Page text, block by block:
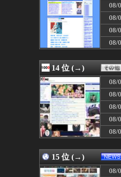
08/08 12:09
08/08 12:08
08/08 12:08
08/08 12:08
08/08 12:08
08/08 12:07
08/08 12:07
08/08 12:07
08/08 12:06
08/08 12:05
08/08 12:05
08/08 12:05
08/08 12:05
08/08 12:05
08/08 12:05
08/08 12:05
08/08 12:05
08/
08/
08/
08/
14 位 (→)
08/
08/
08/
08/
08/
15 位 (→)
08/